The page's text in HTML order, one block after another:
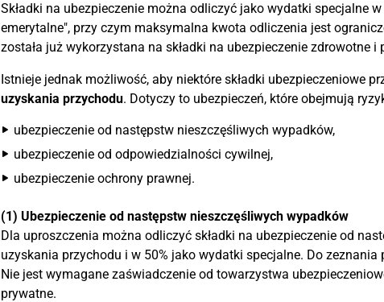
Składki na ubezpieczenie można odliczyć jako wydatki specjalne
emerytalne", przy czym maksymalna kwota odliczenia jest
została już wykorzystana na składki na ubezpieczenie zdrowotne i
Istnieje jednak możliwość, aby niektóre składki ubezpieczeniowe
uzyskania przychodu. Dotyczy to ubezpieczeń, które obejmują
ubezpieczenie od następstw nieszczęśliwych wypadków,
ubezpieczenie od odpowiedzialności cywilnej,
ubezpieczenie ochrony prawnej.
(1) Ubezpieczenie od następstw nieszczęśliwych wypadków
Dla uproszczenia można odliczyć składki na ubezpieczenie od
uzyskania przychodu i w 50% jako wydatki specjalne. Do zeznania
Nie jest wymagane zaświadczenie od towarzystwa
prywatne.